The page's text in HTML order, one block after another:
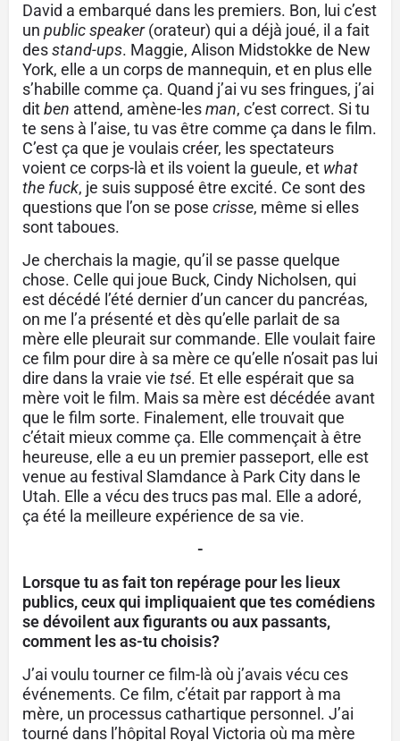
David a embarqué dans les premiers. Bon, lui c’est
un public speaker(orateur) qui a déjà joué, il a fait
desstand-ups. Maggie, Alison Midstokke de New
York, elle a un corps de mannequin, et en plus elle
s’habille comme ça. Quand j’ai vu ses fringues, j’ai
ditben attend, amène-lesman, c’est correct. Si tu
te sens à l’aise, tu vas être comme ça dans le film.
C’est ça que je voulais créer, les spectateurs
voient ce corps-là et ils voient la gueule, et what
the fuck, je suis supposé être excité. Ce sont des
questions que l’on se pose crisse, même si elles
sont taboues.
Je cherchais la magie, qu’il se passe quelque
chose. Celle qui joue Buck, Cindy Nicholsen, qui
est décédé l’été dernier d’un cancer du pancréas,
on me l’a présenté et dès qu’elle parlait de sa
mère elle pleurait sur commande. Elle voulait faire
ce film pour dire à sa mère ce qu’elle n’osait pas lui
dire dans la vraie vie tsé. Et elle espérait que sa
mère voit le film. Mais sa mère est décédée avant
que le film sorte. Finalement, elle trouvait que
c’était mieux comme ça. Elle commençait à être
heureuse, elle a eu un premier passeport, elle est
venue au festival Slamdance à Park City dans le
Utah. Elle a vécu des trucs pas mal. Elle a adoré,
ça été la meilleure expérience de sa vie.
-
Lorsque tu as fait ton repérage pour les lieux
publics, ceux qui impliquaient que tes comédiens
se dévoilent aux figurants ou aux passants,
comment les as-tu choisis?
J’ai voulu tourner ce film-là où j’avais vécu ces
événements. Ce film, c’était par rapport à ma
mère, un processus cathartique personnel. J’ai
tourné dans l’hôpital Royal Victoria où ma mère